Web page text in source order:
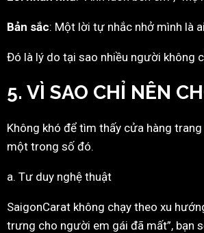
Bản sắc: Một lời tự nhắc nhở mình là
Đó là lý do tại sao nhiều người không
5. VÌ SAO CHỈ NÊN
Không khó để tìm thấy cửa hàng
một trong số đó.
a. Tư duy nghệ thuật
SaigonCarat không chạy theo xu
trưng cho người em gái đã mất”, bạn